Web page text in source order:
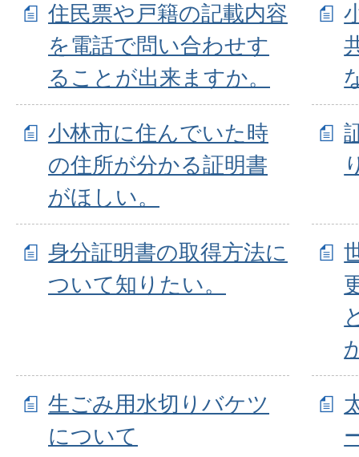
住民票や戸籍の記載内容
を電話で問い合わせす
ることが出来ますか。
小林市に住んでいた時
の住所が分かる証明書
がほしい。
身分証明書の取得方法に
ついて知りたい。
生ごみ用水切りバケツ
について